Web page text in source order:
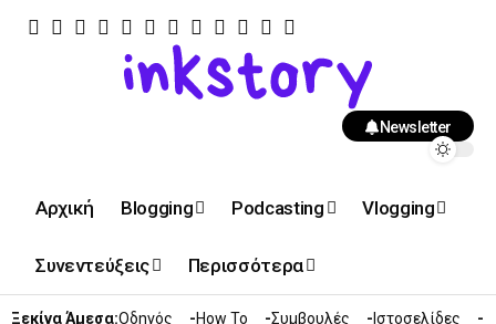
Newsletter
Αρχική Blogging Podcasting Vlogging
Συνεντεύξεις Περισσότερα
Ξεκίνα Άμεσα:Οδηγός How To Συμβουλές
Ιστοσελίδες